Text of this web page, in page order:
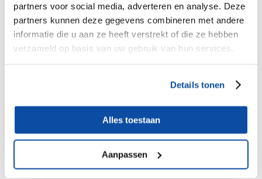
partners voor social media, adverteren en analyse. Deze
partners kunnen deze gegevens combineren met andere
informatie die u aan ze heeft verstrekt of die ze hebben
verzameld op basis van uw gebruik van hun services.
Details tonen
Alles toestaan
Aanpassen
Buisbeugel 30mm Beugel voor klaptafel U en T
voet